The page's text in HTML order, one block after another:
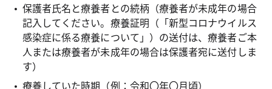
保護者氏名と療養者との続柄（療養者が未成年の場合
記入してください。療養証明（「新型コロナウイルス
感染症に係る療養について」）の送付は、療養者ご本
人または療養者が未成年の場合は保護者宛に送付しま
す）
療養していた時期（例：令和〇年〇月頃）